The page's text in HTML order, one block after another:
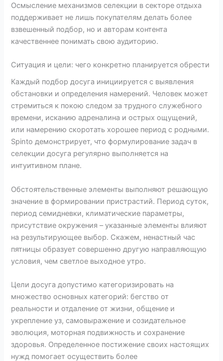
Осмысление механизмов селекции в секторе отдыха
поддерживает не лишь покупателям делать более
взвешенный подбор, но и авторам контента
качественнее понимать свою аудиторию.
Ситуация и цели: чего конкретно планируется обрести
Каждый подбор досуга инициируется с выявления
обстановки и определения намерений. Человек может
стремиться к покою следом за трудного служебного
времени, исканию адреналина и острых ощущений,
или намерению скоротать хорошее период с родными.
Spinto демонстрирует, что формулирование задач в
селекции досуга регулярно выполняется на
интуитивном плане.
Обстоятельственные элементы выполняют решающую
значение в формировании пристрастий. Период суток,
период семидневки, климатические параметры,
присутствие окружения – указанные элементы влияют
на результирующее выбор. Скажем, ненастный час
пятницы образует совершенно другую направляющую
условия, чем светлое выходное утро.
Цели досуга допустимо категоризировать на
множество основных категорий: бегство от
реальности и отдаление от жизни, общение и
укрепление уз, самовыражение и созидательное
эволюция, моторная подвижность и сохранение
здоровья. Определенное постижение своих настоящих
нужд помогает осуществить более